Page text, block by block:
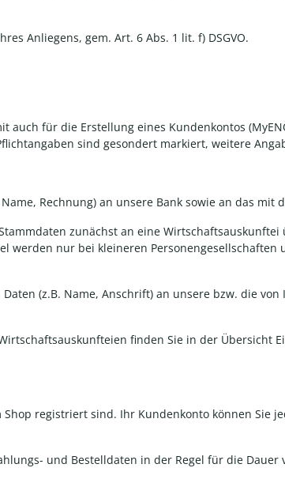
Anliegens, gem. Art. 6 Abs. 1 lit. f) DSGVO.
für die Erstellung eines Kundenkontos
sind gesondert markiert, weitere
Rechnung) an unsere Bank sowie an das
zunächst an eine
nur bei kleineren
(z.B. Name, Anschrift) an unsere bzw. die von
finden Sie in der Übersicht
registriert sind. Ihr Kundenkonto können Sie
und Bestelldaten in der Regel für die Dauer